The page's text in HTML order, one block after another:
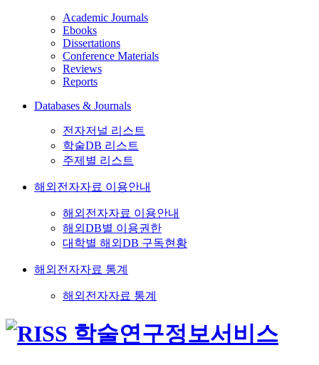
Academic Journals
Ebooks
Dissertations
Conference Materials
Reviews
Reports
Databases & Journals
전자저널 리스트
학술DB 리스트
주제별 리스트
해외전자자료 이용안내
해외전자자료 이용안내
해외DB별 이용권한
대학별 해외DB 구독현황
해외전자자료 통계
해외전자자료 통계